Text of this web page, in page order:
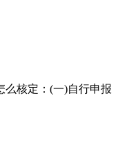
么核定：(一)自行申报